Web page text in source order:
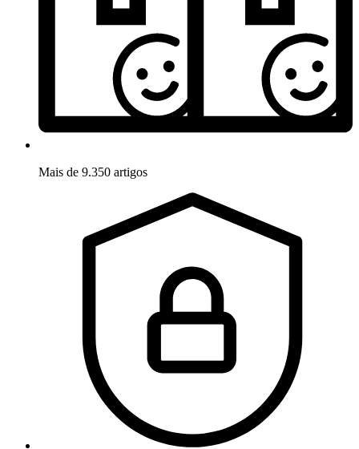
Mais de 9.350 artigos